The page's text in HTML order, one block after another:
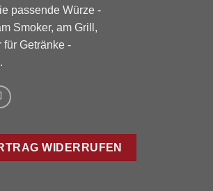
passende Würze -
Smoker, am Grill,
für Getränke -
WIDERRUFEN